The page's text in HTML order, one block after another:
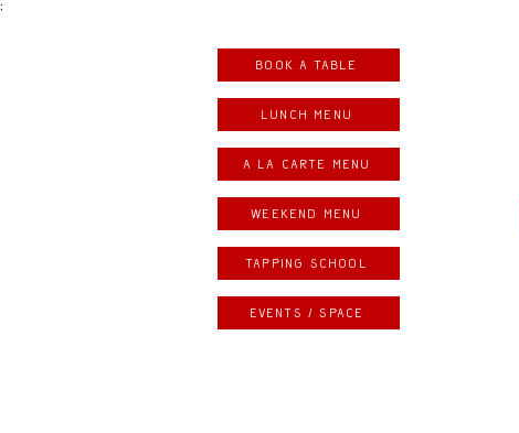
;
Book a table
LUNCH MENU
A LA CARTE MENU
weekend menu
Tapping school
Events / space